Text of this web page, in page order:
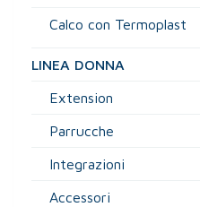
Calco con Termoplast
LINEA DONNA
Extension
Parrucche
Integrazioni
Accessori